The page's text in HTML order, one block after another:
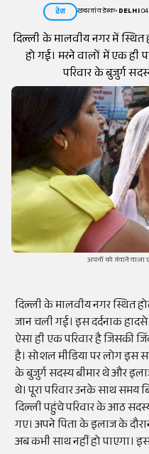
देश खबरगांव डेस्क•DELHI
दिल्ली के मालवीय नगर में
हो गई। मरने वालों में एक ही
परिवार के बुजुर्ग
अपनों को गंवाने वाला
दिल्ली के मालवीय नगर स्थित
जान चली गई। इस दर्दनाक
ऐसा ही एक परिवार है जिसकी
है। सोशल मीडिया पर लोग इस
के बुजुर्ग सदस्य बीमार थे और
थे। पूरा परिवार उनके साथ समय
दिल्ली पहुंचे परिवार के आठ
गए। अपने पिता के इलाज के
अब कभी साथ नहीं हो पाएगा। इस